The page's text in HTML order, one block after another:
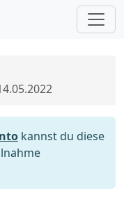
kannst du diese